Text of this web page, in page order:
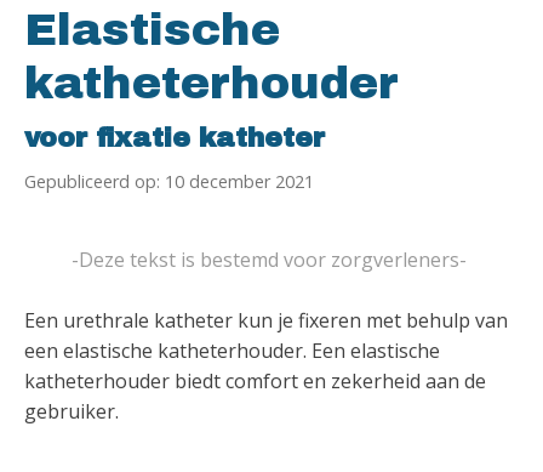
Elastische
katheterhouder
voor fixatie katheter
Gepubliceerd op: 10 december 2021
-Deze tekst is bestemd voor zorgverleners-
Een urethrale katheter kun je fixeren met behulp van
een elastische katheterhouder. Een elastische
katheterhouder biedt comfort en zekerheid aan de
gebruiker.